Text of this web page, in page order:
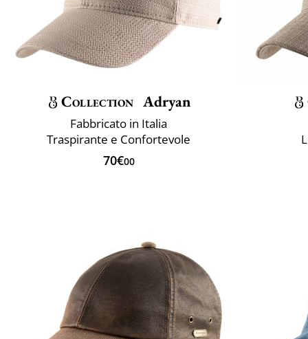
Collection Adryan
Fabbricato in Italia
Traspirante e Confortevole
70€00